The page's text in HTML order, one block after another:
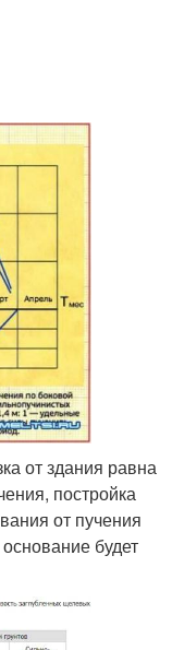
от здания равна
постройка
от пучения
будет